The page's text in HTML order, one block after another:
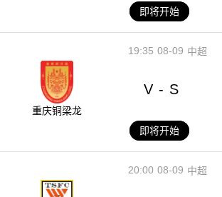
即将开始
08-09
19:35 中超
重庆铜梁龙
V - S
即将开始
08-09
20:00 中超